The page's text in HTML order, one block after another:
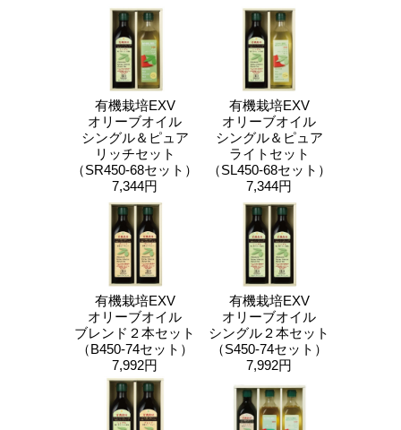
有機栽培EXV
オリーブオイル
シングル＆ピュア
リッチセット
（SR450-68セット）
7,344円
有機栽培EXV
オリーブオイル
シングル＆ピュア
ライトセット
（SL450-68セット）
7,344円
有機栽培EXV
オリーブオイル
ブレンド２本セット
（B450-74セット）
7,992円
有機栽培EXV
オリーブオイル
シングル２本セット
（S450-74セット）
7,992円